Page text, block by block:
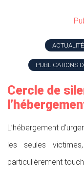
PUBLICATIONS
Cercle de
L’hébergement
les seules
particulièrement